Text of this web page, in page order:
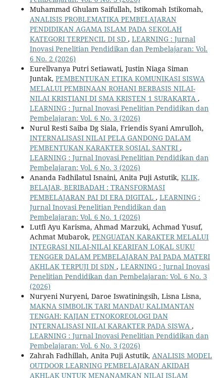
Muhammad Ghulam Saifullah, Istikomah Istikomah,
ANALISIS PROBLEMATIKA PEMBELAJARAN
PENDIDIKAN AGAMA ISLAM PADA SEKOLAH
KATEGORI TERPENCIL DI SD , LEARNING : Jurnal
Inovasi Penelitian Pendidikan dan Pembelajaran: Vol.
6 No. 2 (2026)
Eurellvanya Putri Setiawati, Justin Niaga Siman
Juntak, PEMBENTUKAN ETIKA KOMUNIKASI SISWA
MELALUI PEMBINAAN ROHANI BERBASIS NILAI-
NILAI KRISTIANI DI SMA KRISTEN 1 SURAKARTA ,
LEARNING : Jurnal Inovasi Penelitian Pendidikan dan
Pembelajaran: Vol. 6 No. 3 (2026)
Nurul Resti Saiba Dg Siala, Friendis Syani Amrulloh,
INTERNALISASI NILAI PELA GANDONG DALAM
PEMBENTUKAN KARAKTER SOSIAL SANTRI ,
LEARNING : Jurnal Inovasi Penelitian Pendidikan dan
Pembelajaran: Vol. 6 No. 3 (2026)
Ananda Fadhilatul Isnaini, Anita Puji Astutik, KLIK,
BELAJAR, BERIBADAH : TRANSFORMASI
PEMBELAJARAN PAI DI ERA DIGITAL , LEARNING :
Jurnal Inovasi Penelitian Pendidikan dan
Pembelajaran: Vol. 6 No. 1 (2026)
Lutfi Ayu Karisma, Ahmad Marzuki, Achmad Yusuf,
Achmat Mubarok, PENGUATAN KARAKTER MELALUI
INTEGRASI NILAI-NILAI KEARIFAN LOKAL SUKU
TENGGER DALAM PEMBELAJARAN PAI PADA MATERI
AKHLAK TERPUJI DI SDN , LEARNING : Jurnal Inovasi
Penelitian Pendidikan dan Pembelajaran: Vol. 6 No. 3
(2026)
Nuryeni Nuryeni, Daroe Iswatiningsih, Lisna Lisna,
MAKNA SIMBOLIK TARI MANDAU KALIMANTAN
TENGAH: KAJIAN ETNOKOREOLOGI DAN
INTERNALISASI NILAI KARAKTER PADA SISWA ,
LEARNING : Jurnal Inovasi Penelitian Pendidikan dan
Pembelajaran: Vol. 6 No. 3 (2026)
Zahrah Fadhillah, Anita Puji Astutik, ANALISIS MODEL
OUTDOOR LEARNING PEMBELAJARAN AKIDAH
AKHLAK UNTUK MENANAMKAN NILAI ISLAM